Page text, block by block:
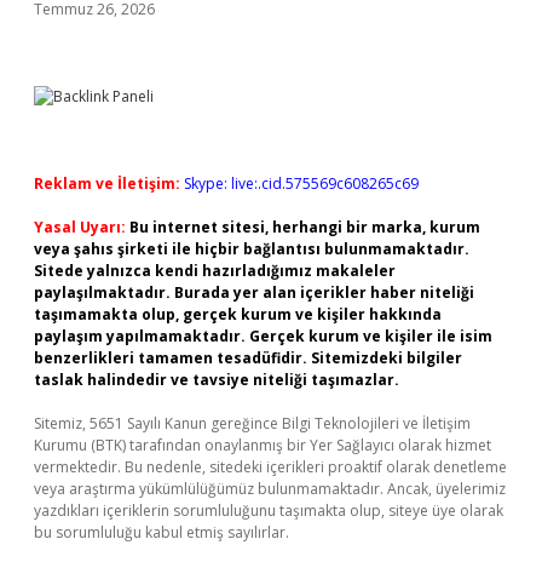
Temmuz 26, 2026
Reklam ve İletişim: Skype: live:.cid.575569c608265c69
Yasal Uyarı: Bu internet sitesi, herhangi bir marka, kurum
veya şahıs şirketi ile hiçbir bağlantısı bulunmamaktadır.
Sitede yalnızca kendi hazırladığımız makaleler
paylaşılmaktadır. Burada yer alan içerikler haber niteliği
taşımamakta olup, gerçek kurum ve kişiler hakkında
paylaşım yapılmamaktadır. Gerçek kurum ve kişiler ile isim
benzerlikleri tamamen tesadüfidir. Sitemizdeki bilgiler
taslak halindedir ve tavsiye niteliği taşımazlar.
Sitemiz, 5651 Sayılı Kanun gereğince Bilgi Teknolojileri ve İletişim
Kurumu (BTK) tarafından onaylanmış bir Yer Sağlayıcı olarak hizmet
vermektedir. Bu nedenle, sitedeki içerikleri proaktif olarak denetleme
veya araştırma yükümlülüğümüz bulunmamaktadır. Ancak, üyelerimiz
yazdıkları içeriklerin sorumluluğunu taşımakta olup, siteye üye olarak
bu sorumluluğu kabul etmiş sayılırlar.